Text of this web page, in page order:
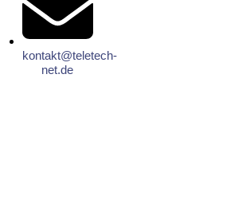
kontakt@teletech-
net.de